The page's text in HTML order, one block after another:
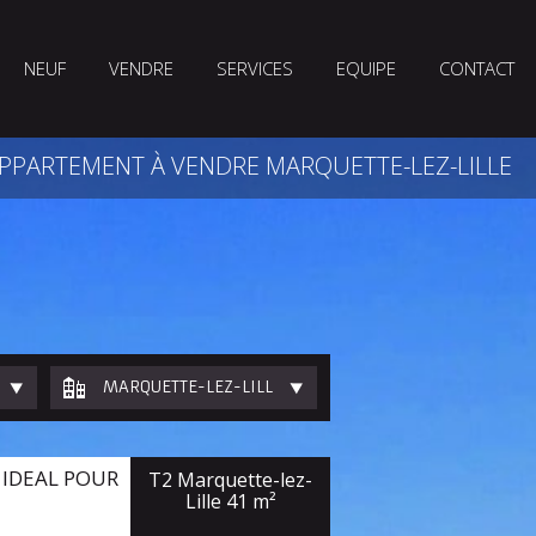
NEUF VENDRE SERVICES EQUIPE CONTACT
À VENDRE MARQUETTE-LEZ-LILLE
MARQUETTE-LEZ-LILLE
POUR
T2 Marquette-lez-
Lille 41 m²